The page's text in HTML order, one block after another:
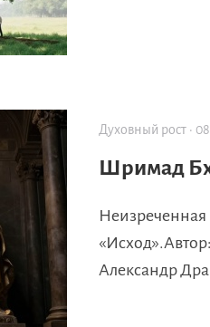
Духовный рост ·
Шримад
Неизреченная
Александр